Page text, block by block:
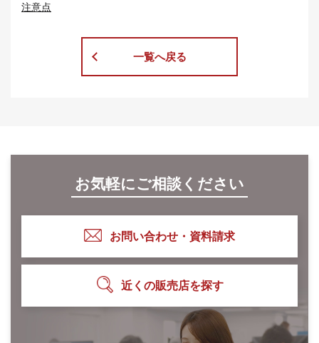
注意点
一覧へ戻る
お気軽にご相談ください
お問い合わせ・資料請求
近くの販売店を探す